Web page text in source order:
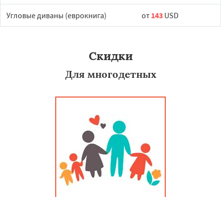
Угловые диваны (еврокнига) от 143 USD
Скидки
Для многодетных